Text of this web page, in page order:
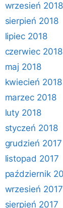
wrzesień 2018
sierpień 2018
lipiec 2018
czerwiec 2018
maj 2018
kwiecień 2018
marzec 2018
luty 2018
styczeń 2018
grudzień 2017
listopad 2017
październik
wrzesień 2017
sierpień 2017